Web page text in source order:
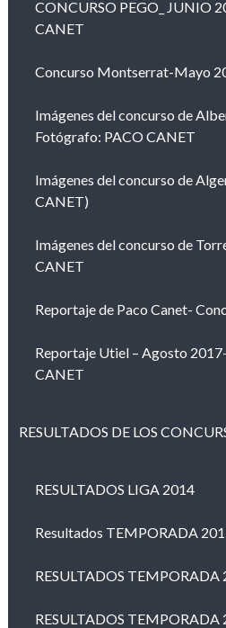
CONCURSO PEGO_ JUNIO
CANET
Concurso Montserrat-Mayo
Imágenes del concurso de
Fotógrafo: PACO CANET
Imágenes del concurso de
CANET)
Imágenes del concurso de
CANET
Reportaje de Paco Canet-
Reportaje Utiel – Agosto
CANET
RESULTADOS DE LOS
RESULTADOS LIGA 2014
Resultados TEMPORADA
RESULTADOS TEMPORADA
RESULTADOS TEMPORADA